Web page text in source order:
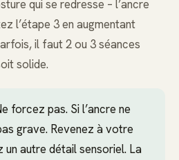
qui se redresse – l’ancre
l’étape 3 en augmentant
il faut 2 ou 3 séances
solide.
forcez pas. Si l’ancre ne
grave. Revenez à votre
autre détail sensoriel. La